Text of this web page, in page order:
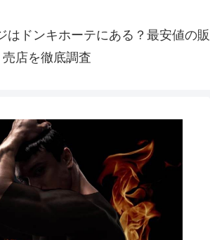
はドンキホーテにある？最安値の販
売店を徹底調査